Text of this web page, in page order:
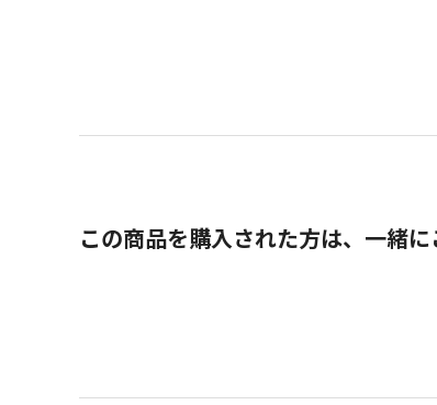
この商品を購入された方は、一緒に